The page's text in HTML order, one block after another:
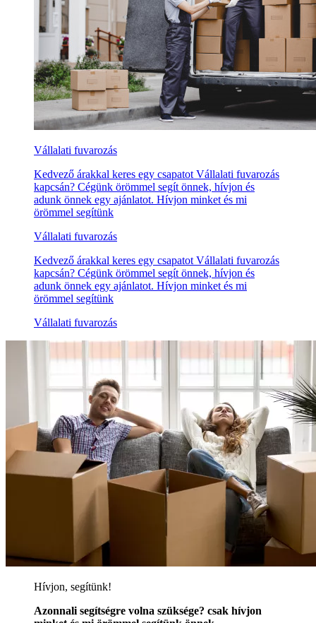
Vállalati fuvarozás
Kedvező árakkal keres egy csapatot Vállalati fuvarozás
kapcsán? Cégünk örömmel segít önnek, hívjon és
adunk önnek egy ajánlatot. Hívjon minket és mi
örömmel segítünk
Vállalati fuvarozás
Kedvező árakkal keres egy csapatot Vállalati fuvarozás
kapcsán? Cégünk örömmel segít önnek, hívjon és
adunk önnek egy ajánlatot. Hívjon minket és mi
örömmel segítünk
Vállalati fuvarozás
Hívjon, segítünk!
Azonnali segítségre volna szüksége? csak hívjon